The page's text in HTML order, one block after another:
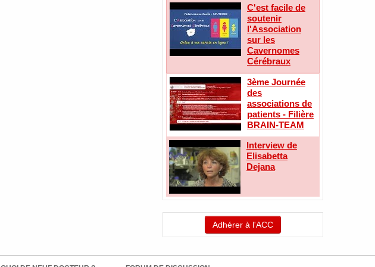
C'est facile de
soutenir
l'Association
sur les
Cavernomes
Cérébraux
3ème Journée
des
associations de
patients - Filière
BRAIN-TEAM
Interview de
Elisabetta
Dejana
Adhérer à l'ACC